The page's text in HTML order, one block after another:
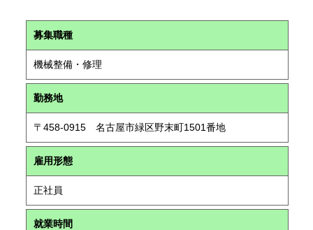
募集職種
機械整備・修理
勤務地
〒458-0915 名古屋市緑区野末町1501番地
雇用形態
正社員
就業時間